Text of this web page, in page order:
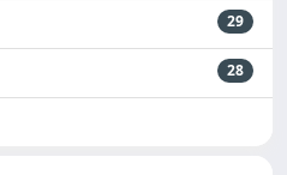
29
28